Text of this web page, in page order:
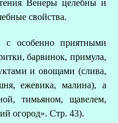
Венеры целебны и
свойства.
с особенно приятными
барвинок, примула,
и овощами (слива,
ежевика, малина), а
тимьяном, щавелем,
огород». Стр. 43).